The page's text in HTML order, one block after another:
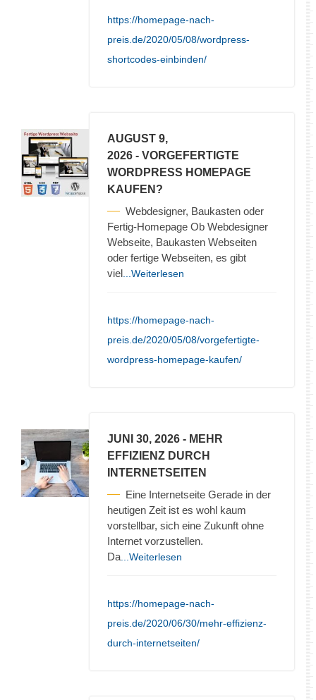
https://homepage-nach-
preis.de/2020/05/08/wordpress-
shortcodes-einbinden/
AUGUST 9,
2026 - VORGEFERTIGTE
WORDPRESS HOMEPAGE
KAUFEN?
Webdesigner, Baukasten oder
Fertig-Homepage Ob Webdesigner
Webseite, Baukasten Webseiten
oder fertige Webseiten, es gibt
viel ...Weiterlesen
https://homepage-nach-
preis.de/2020/05/08/vorgefertigte-
wordpress-homepage-kaufen/
JUNI 30, 2026 - MEHR
EFFIZIENZ DURCH
INTERNETSEITEN
Eine Internetseite Gerade in der
heutigen Zeit ist es wohl kaum
vorstellbar, sich eine Zukunft ohne
Internet vorzustellen.
Da ...Weiterlesen
https://homepage-nach-
preis.de/2020/06/30/mehr-effizienz-
durch-internetseiten/